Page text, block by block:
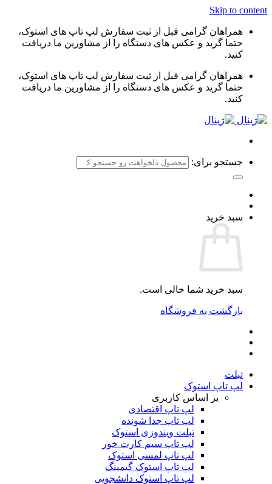
Skip to content
همراهان گرامی قبل از ثبت سفارش لپ تاپ های استوک،
حتما گرید و عکس های دستگاه را از مشاورین ما دریافت
کنید.
همراهان گرامی قبل از ثبت سفارش لپ تاپ های استوک،
حتما گرید و عکس های دستگاه را از مشاورین ما دریافت
کنید.
جستجو برای:
سبد خرید
سبد خرید شما خالی است.
بازگشت به فروشگاه
تبلت
لپ تاپ استوک
بر اساس کاربری
لپ تاپ اقتصادی
لپ تاپ جدا شونده
تبلت ویندوزی استوک
لپ تاپ سیم کارت خور
لپ تاپ لمسی استوک
لپ تاپ استوک گیمینگ
لپ تاپ استوک دانشجویی